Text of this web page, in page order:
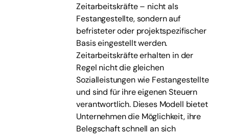
Zeitarbeitskräfte – nicht als
Festangestellte, sondern auf
befristeter oder projektspezifischer
Basis eingestellt werden.
Zeitarbeitskräfte erhalten in der
Regel nicht die gleichen
Sozialleistungen wie Festangestellte
und sind für ihre eigenen Steuern
verantwortlich. Dieses Modell bietet
Unternehmen die Möglichkeit, ihre
Belegschaft schnell an sich